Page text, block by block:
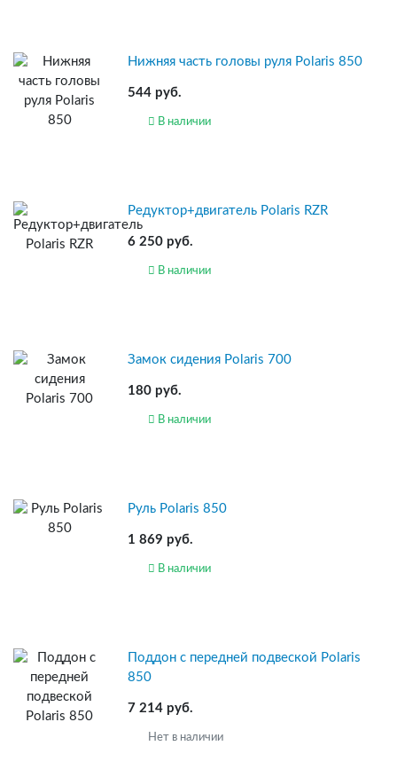
Нижняя часть головы руля Polaris 850
544 руб.
В наличии
Редуктор+двигатель Polaris RZR
6 250 руб.
В наличии
Замок сидения Polaris 700
180 руб.
В наличии
Руль Polaris 850
1 869 руб.
В наличии
Поддон с передней подвеской Polaris
850
7 214 руб.
Нет в наличии